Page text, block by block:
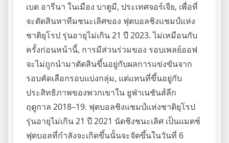
เบต อารีนา ในเมือง บาตูมี, ประเทศจอร์เจีย, เพื่อที่
จะตัดสินหาทีมชนะเลิศของ ฟุตบอลชิงแชมป์แห่ง
ชาติยุโรป รุ่นอายุไม่เกิน 21 ปี 2023. ไม่เหมือนกับ
ครั้งก่อนหน้านี้, การมีส่วนร่วมของ รอบเพลย์ออฟ
จะไม่ถูกนำมาตัดสินขึ้นอยู่กับผลการแข่งขันจาก
รอบคัดเลือกรอบแบ่งกลุ่ม, แต่แทนที่ขึ้นอยู่กับ
ประสิทธิภาพของพวกเขาใน ยูฟ่าเนชันส์ลีก
ฤดูกาล 2018–19. ฟุตบอลชิงแชมป์แห่งชาติยุโรป
รุ่นอายุไม่เกิน 21 ปี 2021 นัดชิงชนะเลิศ เป็นแมตช์
ฟุตบอลที่กำลังจะเกิดขึ้นนั้นจะจัดขึ้นในวันที่ 6